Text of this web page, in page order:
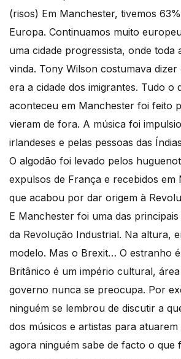
(risos) Em Manchester, tivemos
Europa. Continuamos muito
uma cidade progressista, onde toda
vinda. Tony Wilson costumava
era a cidade dos imigrantes. Tudo o
aconteceu em Manchester foi feito
vieram de fora. A música foi
irlandeses e pelas pessoas das
O algodão foi levado pelos
expulsos de França e recebidos em
que acabou por dar origem à
E Manchester foi uma das
da Revolução Industrial. Na altura,
modelo. Mas o Brexit… O estranho
Britânico é um império cultural,
governo nunca se preocupa. Por
ninguém se lembrou de discutir a
dos músicos e artistas para
agora ninguém sabe de facto o que